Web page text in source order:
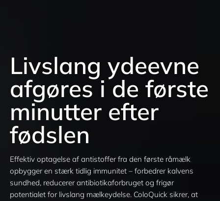
Livslang ydeevne
afgøres i de første
minutter efter
fødslen
Effektiv optagelse af antistoffer fra den første råmælk
opbygger en stærk tidlig immunitet – forbedrer kalvens
sundhed, reducerer antibiotikaforbruget og frigør
potentialet for livslang mælkeydelse. ColoQuick sikrer, at